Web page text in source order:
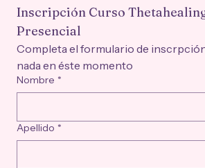
Inscripción Curso
Presencial
Completa el formulario de
nada en éste momento
Nombre *
Apellido *